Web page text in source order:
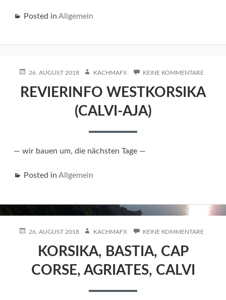
Posted in Allgemein
POSTED
26. AUGUST 2018 AUTHOR
KACHMAFX KEINE KOMMENTAREZU
(CALVI-
REVIERINFO WESTKORSIKA
(CALVI-AJA)
— wir bauen um, die nächsten Tage —
Posted in Allgemein
POSTED
26. AUGUST 2018 AUTHOR
KACHMAFX KEINE KOMMENTAREZU
KORSIKA, BASTIA, CAP
CORSE, AGRIATES, CALVI